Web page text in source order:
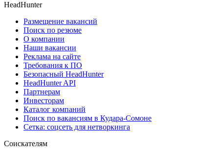
HeadHunter
Размещение вакансий
Поиск по резюме
О компании
Наши вакансии
Реклама на сайте
Требования к ПО
Безопасный HeadHunter
HeadHunter API
Партнерам
Инвесторам
Каталог компаний
Поиск по вакансиям в Кудара-Сомоне
Сетка: соцсеть для нетворкинга
Соискателям